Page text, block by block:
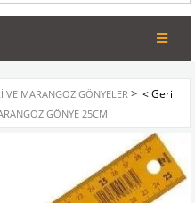
VE MARANGOZ GÖNYELER >
GÖNYE 25CM